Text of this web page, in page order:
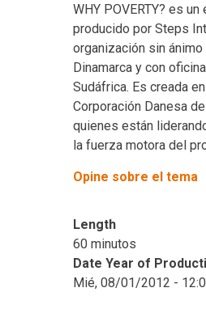
WHY POVERTY? es
producido por Steps
organización sin
Dinamarca y con
Sudáfrica. Es creada
Corporación Danesa
quienes están
la fuerza motora del
Opine sobre el tema
Length
60 minutos
Date Year of
Mié, 08/01/2012 -